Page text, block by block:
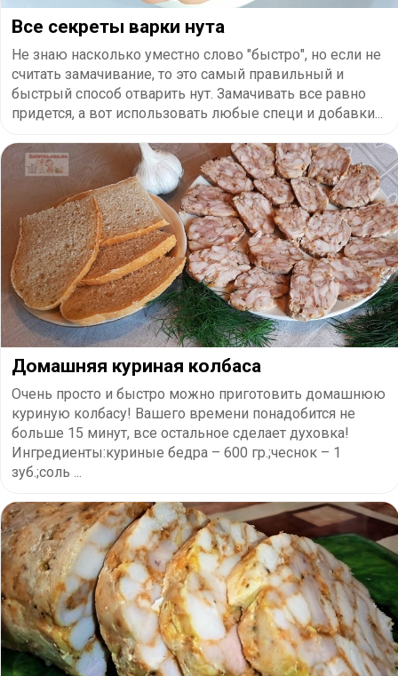
Все секреты варки нута
Не знаю насколько уместно слово "быстро", но если не
считать замачивание, то это самый правильный и
быстрый способ отварить нут. Замачивать все равно
придется, а вот использовать любые специ и добавки...
Домашняя куриная колбаса
Очень просто и быстро можно приготовить домашнюю
куриную колбасу! Вашего времени понадобится не
больше 15 минут, все остальное сделает духовка!
Ингредиенты:куриные бедра – 600 гр.;чеснок – 1
зуб.;соль ...